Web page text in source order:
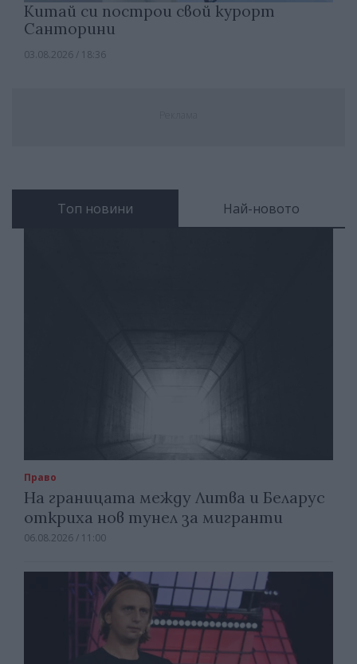
Китай си построи свой курорт
Санторини
03.08.2026 / 18:36
Топ новини Най-новото
Право
На границата между Литва и Беларус
откриха нов тунел за мигранти
06.08.2026 / 11:00